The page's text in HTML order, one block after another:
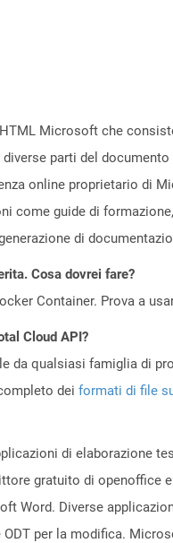
Microsoft che
parti del
online proprietario di
come guide di
di
Cosa dovrei fare?
Container. Prova a
Cloud API?
qualsiasi famiglia di
dei formati di file
di elaborazione
gratuito di openoffice
Word. Diverse
ODT per la modifica.